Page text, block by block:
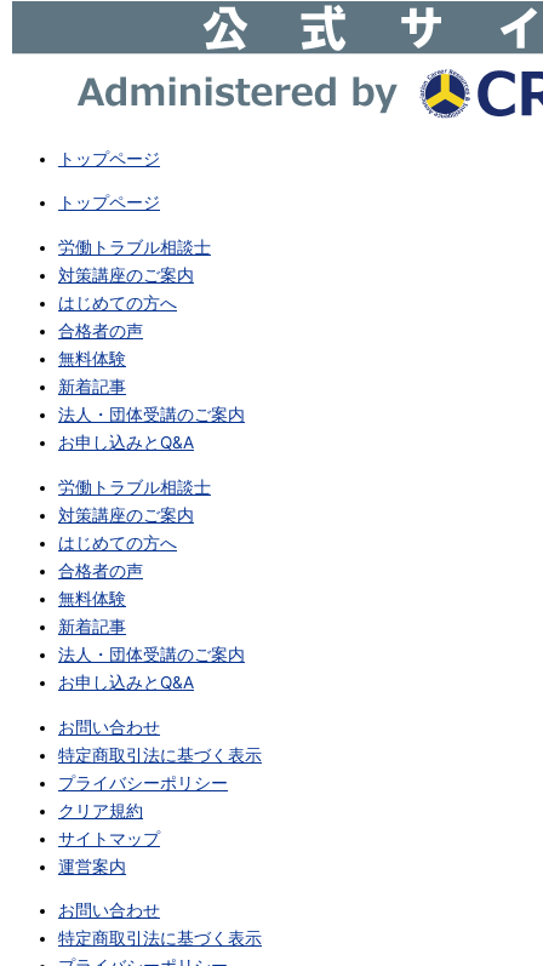
トップページ
トップページ
労働トラブル相談士
対策講座のご案内
はじめての方へ
合格者の声
無料体験
新着記事
法人・団体受講のご案内
お申し込みとQ&A
労働トラブル相談士
対策講座のご案内
はじめての方へ
合格者の声
無料体験
新着記事
法人・団体受講のご案内
お申し込みとQ&A
お問い合わせ
特定商取引法に基づく表示
プライバシーポリシー
クリア規約
サイトマップ
運営案内
お問い合わせ
特定商取引法に基づく表示